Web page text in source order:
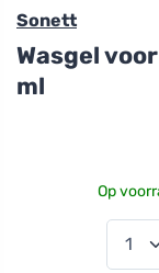
Sonett
Wasgel
ml
Op